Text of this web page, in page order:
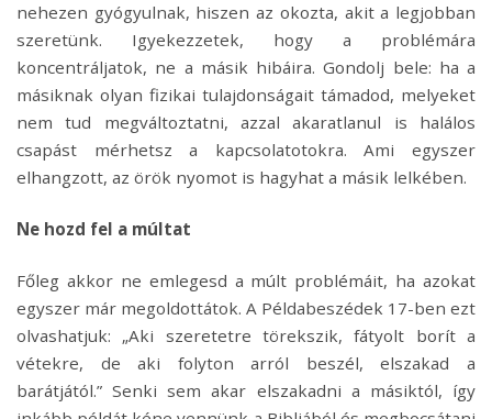
nehezen gyógyulnak, hiszen az okozta, akit a legjobban
szeretünk. Igyekezzetek, hogy a problémára
koncentráljatok, ne a másik hibáira. Gondolj bele: ha a
másiknak olyan fizikai tulajdonságait támadod, melyeket
nem tud megváltoztatni, azzal akaratlanul is halálos
csapást mérhetsz a kapcsolatotokra. Ami egyszer
elhangzott, az örök nyomot is hagyhat a másik lelkében.
Ne hozd fel a múltat
Főleg akkor ne emlegesd a múlt problémáit, ha azokat
egyszer már megoldottátok. A Példabeszédek 17-ben ezt
olvashatjuk: „Aki szeretetre törekszik, fátyolt borít a
vétekre, de aki folyton arról beszél, elszakad a
barátjától.” Senki sem akar elszakadni a másiktól, így